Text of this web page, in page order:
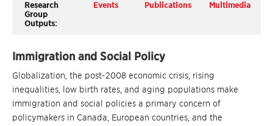
Research
Group
Outputs:
Events Publications Multimedia
Immigration and Social Policy
Globalization, the post-2008 economic crisis, rising
inequalities, low birth rates, and aging populations make
immigration and social policies a primary concern of
policymakers in Canada, European countries, and the